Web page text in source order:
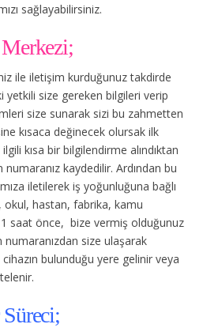
sağlayabilirsiniz.
ile iletişim kurduğunuz takdirde
size gereken bilgileri verip
size sunarak sizi bu zahmetten
kısaca değinecek olursak ilk
kısa bir bilgilendirme alındıktan
kaydedilir. Ardından bu
iletilerek iş yoğunluğuna bağlı
okul, hastan, fabrika, kamu
saat önce, bize vermiş olduğunuz
size ulaşarak
bulunduğu yere gelinir veya